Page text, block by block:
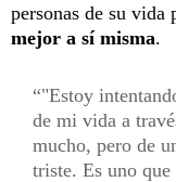
personas de su vida
mejor a sí misma.
"Estoy
de mi vida a
mucho, pero de
triste. Es uno